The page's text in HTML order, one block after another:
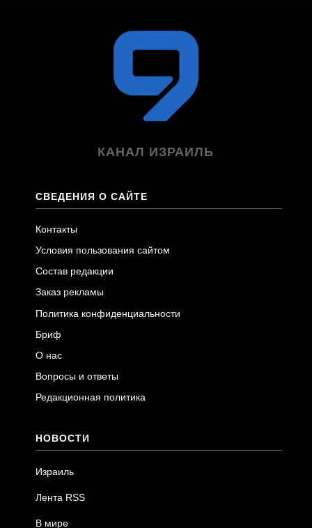
КАНАЛ ИЗРАИЛЬ
СВЕДЕНИЯ О САЙТЕ
Контакты
Условия пользования сайтом
Состав редакции
Заказ рекламы
Политика конфиденциальности
Бриф
О нас
Вопросы и ответы
Редакционная политика
НОВОСТИ
Израиль
Лента RSS
В мире